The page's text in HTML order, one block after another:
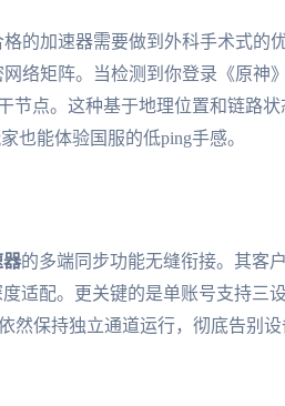
的加速器需要做到外科手术式的
络矩阵。当检测到你登录《原神
节点。这种基于地理位置和链路状
也能体验国服的低ping手感。
器的多端同步功能无缝衔接。其客
适配。更关键的是单账号支持三
然保持独立通道运行，彻底告别